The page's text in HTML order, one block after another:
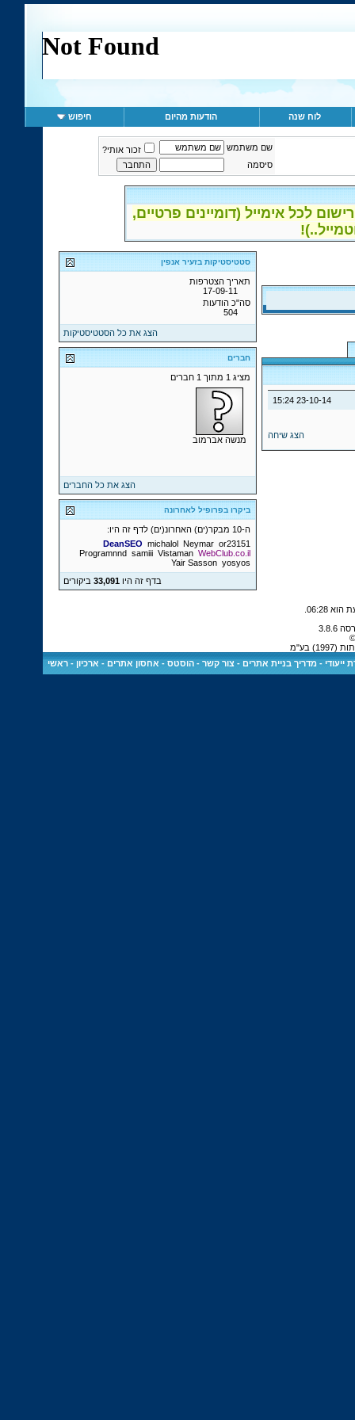
לוח שנה הודעות מהיום חיפוש
שם משתמש
זכור אותי?
סיסמה
לכל אימייל (דומיינים פרטיים,
23-10-14
15:24
הצג שיחה
סטטיסטיקות בזעיר אנפין
תאריך הצטרפות
17-09-11
סה"כ הודעות
504
הצג את כל הסטטיסטיקות
חברים
מציג 1 מתוך 1 חברים
מנשה אברמוב
הצג את כל החברים
ביקרו בפרופיל לאחרונה
ה-10 מבקר(ים) האחרונ(ים) לדף זה היו:
DeanSEO michalol Neymar or23151
Programnnd samiii Vistaman WebClub.co.il
Yair Sasson yosyos
בדף זה היו33,091 ביקורים
06:28
בע"מ
ייעודי -מדריך בניית אתרים -צור קשר -הוסטס - אחסון אתרים - ארכיון -ראשי